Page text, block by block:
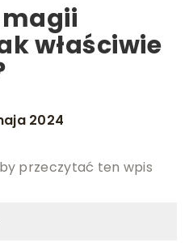
właściwie
2024
przeczytać ten wpis